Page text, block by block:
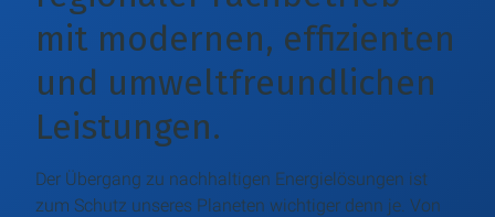
mit modernen, effizienten
und umweltfreundlichen
Leistungen.
Der Übergang zu nachhaltigen Energielösungen ist
zum Schutz unseres Planeten wichtiger denn je. Von